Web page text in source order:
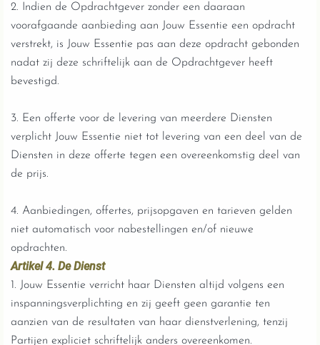
2. Indien de Opdrachtgever zonder een daaraan
voorafgaande aanbieding aan Jouw Essentie een opdracht
verstrekt, is Jouw Essentie pas aan deze opdracht gebonden
nadat zij deze schriftelijk aan de Opdrachtgever heeft
bevestigd.
3. Een offerte voor de levering van meerdere Diensten
verplicht Jouw Essentie niet tot levering van een deel van de
Diensten in deze offerte tegen een overeenkomstig deel van
de prijs.
4. Aanbiedingen, offertes, prijsopgaven en tarieven gelden
niet automatisch voor nabestellingen en/of nieuwe
opdrachten.
Artikel 4. De Dienst
1. Jouw Essentie verricht haar Diensten altijd volgens een
inspanningsverplichting en zij geeft geen garantie ten
aanzien van de resultaten van haar dienstverlening, tenzij
Partijen expliciet schriftelijk anders overeenkomen.